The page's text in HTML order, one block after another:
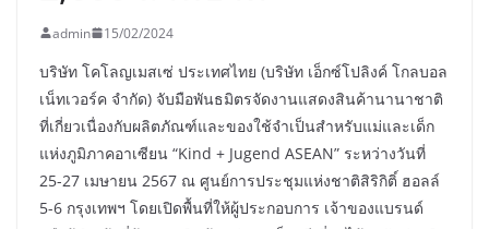
admin 15/02/2024
บริษัท โคโลญเมสเซ่ ประเทศไทย (บริษัท เอ็กซ์โปลิงค์ โกลบอล
เน็ทเวอร์ค จำกัด) จับมือพันธมิตรจัดงานแสดงสินค้านานาชาติ
ที่เกี่ยวเนื่องกับผลิตภัณฑ์และของใช้จำเป็นสำหรับแม่และเด็ก
แห่งภูมิภาคอาเซียน “Kind + Jugend ASEAN” ระหว่างวันที่
25-27 เมษายน 2567 ณ ศูนย์การประชุมแห่งชาติสิริกิติ์ ฮอลล์
5-6 กรุงเทพฯ โดยเปิดพื้นที่ให้ผู้ประกอบการ เจ้าของแบรนด์